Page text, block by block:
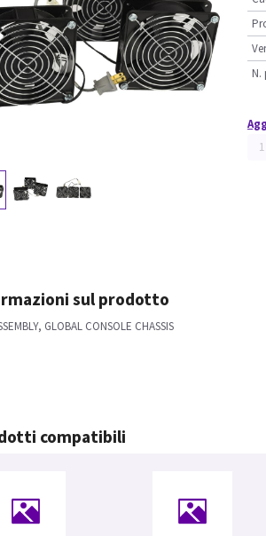
N.
sul prodotto
GLOBAL CONSOLE CHASSIS
compatibili